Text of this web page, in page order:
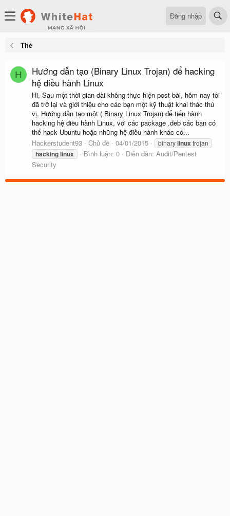
Đăng nhập
Thẻ
H
Hướng dẫn tạo (Binary Linux Trojan) để hacking
hệ điều hành Linux
Hi, Sau một thời gian dài không thực hiện post bài, hôm nay tôi
đã trở lại và giới thiệu cho các bạn một kỹ thuật khai thác thú
vị. Hướng dẫn tạo một ( Binary Linux Trojan) để tiến hành
hacking hệ điều hành Linux, với các package .deb các bạn có
thể hack Ubuntu hoặc những hệ điều hành khác có...
Hackerstudent93
Chủ đề 04/01/2015 binarylinux trojan
hackinglinux Bình luận: 0 Diễn đàn: Audit/Pentest
Security